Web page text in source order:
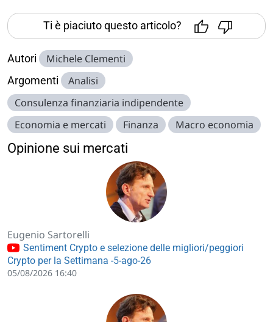
Ti è piaciuto questo articolo?
Autori Michele Clementi
Argomenti
Analisi
Consulenza finanziaria indipendente
Economia e mercati
Finanza Macro economia
Opinione sui mercati
Eugenio Sartorelli
Sentiment Crypto e selezione delle migliori/peggiori
Crypto per la Settimana -5-ago-26
05/08/2026 16:40